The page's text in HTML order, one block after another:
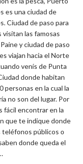
es una ciudad de
Ciudad de paso para
visitan las famosas
y ciudad de paso
viajan hacia el Norte
venís de Punta
donde habitan
personas en la cual la
no son del lugar. Por
fácil encontrar en la
que te indique donde
teléfonos públicos o
donde queda el